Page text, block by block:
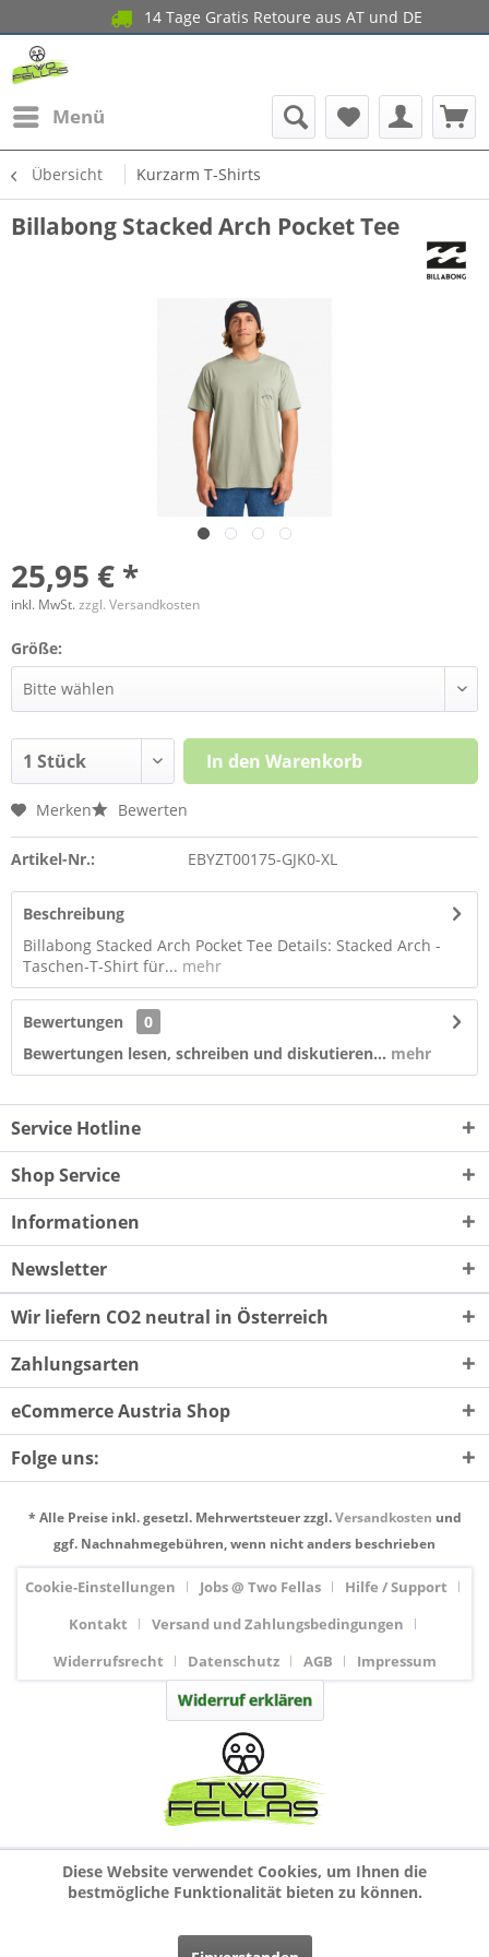
14 Tage Gratis Retoure aus AT und DE
Menü
Übersicht Kurzarm T-Shirts
Billabong Stacked Arch Pocket Tee
25,95 € *
inkl. MwSt.zzgl. Versandkosten
Größe:
In den Warenkorb
Merken Bewerten
Artikel-Nr.: EBYZT00175-GJK0-XL
Beschreibung
Billabong Stacked Arch Pocket Tee Details: Stacked Arch -
Taschen-T-Shirt für... mehr
Bewertungen
0
Bewertungen lesen, schreiben und diskutieren... mehr
Service Hotline
Shop Service
Informationen
Newsletter
Wir liefern CO2 neutral in Österreich
Zahlungsarten
eCommerce Austria Shop
Folge uns:
* Alle Preise inkl. gesetzl. Mehrwertsteuer zzgl.Versandkosten und
ggf. Nachnahmegebühren, wenn nicht anders beschrieben
Cookie-Einstellungen Jobs @ Two Fellas
Hilfe / Support
Kontakt
Versand und Zahlungsbedingungen
Widerrufsrecht
Datenschutz AGB Impressum
Widerruf erklären
Diese Website verwendet Cookies, um Ihnen die
bestmögliche Funktionalität bieten zu können.